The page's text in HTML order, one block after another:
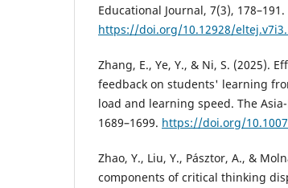
Educational Journal, 7(3), 178–191.
https://doi.org/10.12928/
Zhang, E., Ye, Y., & Ni, S. (2025).
feedback on students' learning
load and learning speed. The
1689–1699. https://doi.org/
Zhao, Y., Liu, Y., Pásztor, A., &
components of critical thinking